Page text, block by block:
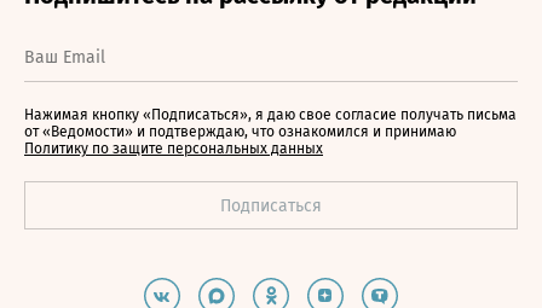
Нажимая кнопку «Подписаться», я даю свое согласие получать письма
от «Ведомости» и подтверждаю, что ознакомился и принимаю
Политику по защите персональных данных